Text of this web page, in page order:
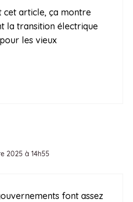
cet article, ça montre
la transition électrique
les vieux
2025 à 14h55
font assez